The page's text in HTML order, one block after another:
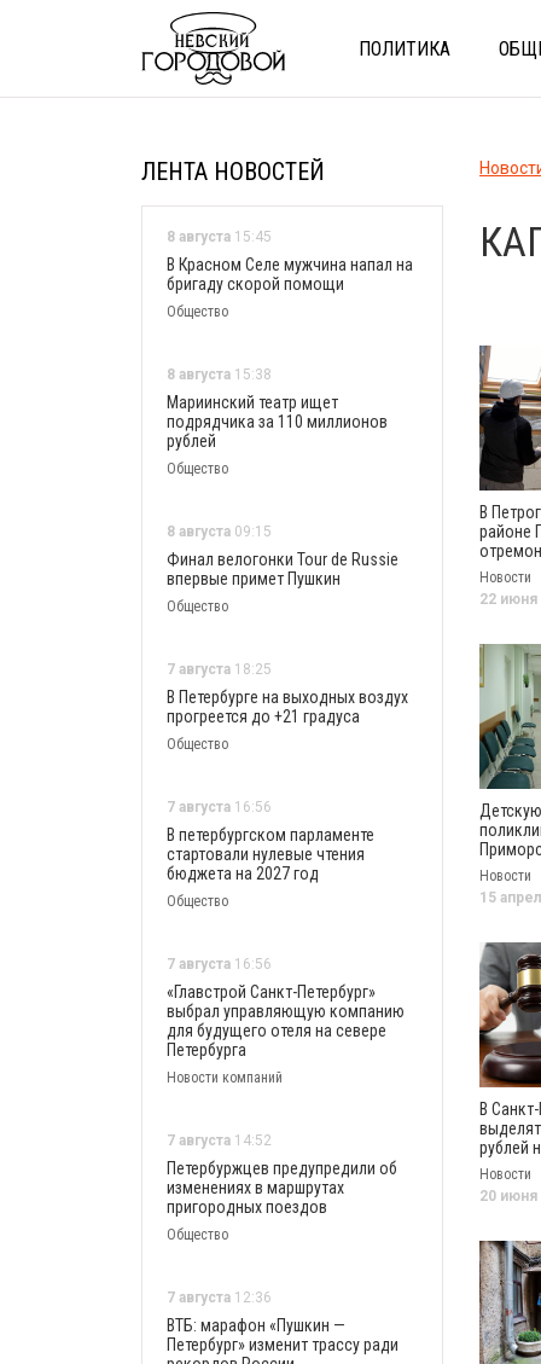
ПОЛИТИКА
В
районе
фасад
№85 за
рублей
Новости
22 июня
Детскую
районе
39,5
Новости
15
В
рублей
Новости
20 июня
ЛЕНТА НОВОСТЕЙ
8 августа 15:45
В Красном Селе мужчина напал на
бригаду скорой помощи
Общество
8 августа 15:38
Мариинский театр ищет
подрядчика за 110 миллионов
рублей
Общество
8 августа 09:15
Финал велогонки Tour de Russie
впервые примет Пушкин
Общество
7 августа 18:25
В Петербурге на выходных воздух
прогреется до +21 градуса
Общество
7 августа 16:56
В петербургском парламенте
стартовали нулевые чтения
бюджета на 2027 год
Общество
7 августа 16:56
«Главстрой Санкт-Петербург»
выбрал управляющую компанию
для будущего отеля на севере
Петербурга
Новости компаний
7 августа 14:52
Петербуржцев предупредили об
изменениях в маршрутах
пригородных поездов
Общество
7 августа 12:36
ВТБ: марафон «Пушкин —
Петербург» изменит трассу ради